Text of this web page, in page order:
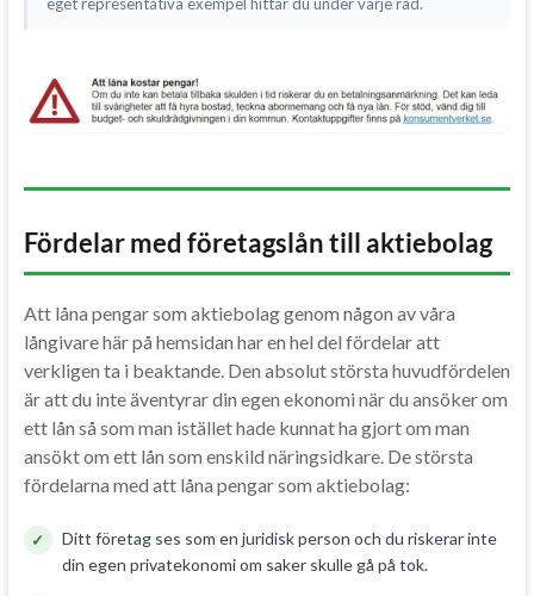
eget representativa exempel hittar du under varje rad.
Fördelar med företagslån till aktiebolag
Att låna pengar som aktiebolag genom någon av våra
långivare här på hemsidan har en hel del fördelar att
verkligen ta i beaktande. Den absolut största huvudfördelen
är att du inte äventyrar din egen ekonomi när du ansöker om
ett lån så som man istället hade kunnat ha gjort om man
ansökt om ett lån som enskild näringsidkare. De största
fördelarna med att låna pengar som aktiebolag:
Ditt företag ses som en juridisk person och du riskerar inte
din egen privatekonomi om saker skulle gå på tok.